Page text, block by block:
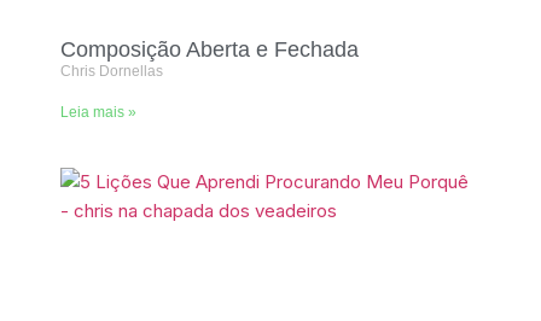
Composição Aberta e Fechada
Chris Dornellas
Leia mais »